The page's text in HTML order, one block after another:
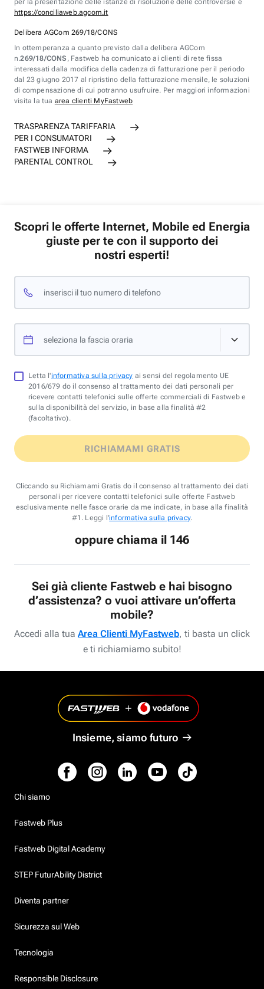
per la presentazione delle istanze di risoluzione delle controversie è
https://conciliaweb.agcom.it
Delibera AGCom 269/18/CONS
In ottemperanza a quanto previsto dalla delibera AGCom
n.269/18/CONS , Fastweb ha comunicato ai clienti di rete fissa
interessati dalla modifica della cadenza di fatturazione per il periodo
dal 23 giugno 2017 al ripristino della fatturazione mensile, le soluzioni
di compensazione di cui potranno usufruire. Per maggiori informazioni
visita la tua area clienti MyFastweb
TRASPARENZA TARIFFARIA
PER I CONSUMATORI
FASTWEB INFORMA
PARENTAL CONTROL
Scopri le offerte Internet, Mobile ed Energia
giuste per te con il supporto dei
nostri esperti!
inserisci il tuo numero di telefono
seleziona la fascia oraria
Letta l'informativa sulla privacy ai sensi del regolamento UE
2016/679 do il consenso al trattamento dei dati personali per
ricevere contatti telefonici sulle offerte commerciali di Fastweb e
sulla disponibilità del servizio, in base alla finalità #2
(facoltativo).
RICHIAMAMI GRATIS
Cliccando su Richiamami Gratis do il consenso al trattamento dei dati
personali per ricevere contatti telefonici sulle offerte Fastweb
esclusivamente nelle fasce orarie da me indicate, in base alla finalità
#1. Leggi l'informativa sulla privacy.
oppure chiama il 146
Sei già cliente Fastweb e hai bisogno
d’assistenza? o vuoi attivare un’offerta
mobile?
Accedi alla tua Area Clienti MyFastweb, ti basta un click
e ti richiamiamo subito!
Insieme, siamo futuro
Chi siamo
Fastweb Plus
Fastweb Digital Academy
STEP FuturAbility District
Diventa partner
Sicurezza sul Web
Tecnologia
Responsible Disclosure